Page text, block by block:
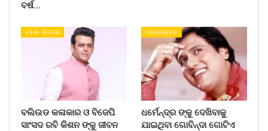
ବର୍ଷ…
ଦେଶ- ବିଦେଶ
ବଲିଉଡ କଳାକାର ଓ ବିଜେପି
ସାଂସଦ ରବି କିଶନ ଙ୍କୁ ଜୀବନ
ମନୋରଞ୍ଜନ
ଧର୍ମେନ୍ଦ୍ର ଙ୍କୁ ଦେଖିବାକୁ
ଯାଇଥିବା ଗୋବିନ୍ଦା ଗୋଟିଏ